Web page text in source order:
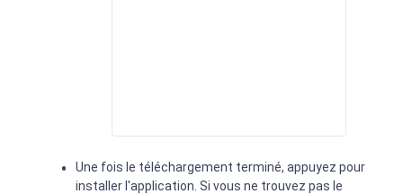
Une fois le téléchargement terminé, appuyez pour
installer l'application. Si vous ne trouvez pas le